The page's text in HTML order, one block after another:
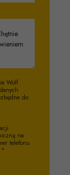
Wolf
do
na
telefonu
*